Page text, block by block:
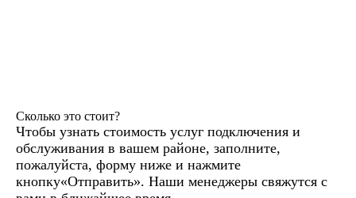
Сколько это стоит?
Чтобы узнать стоимость услуг подключения и
обслуживания в вашем районе, заполните,
пожалуйста, форму ниже и нажмите
кнопку«Отправить». Наши менеджеры свяжутся с